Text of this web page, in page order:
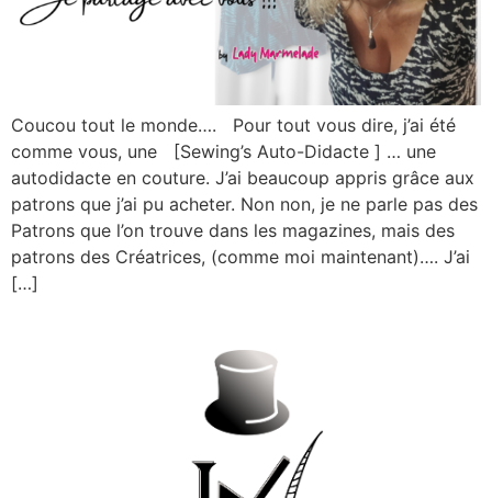
Coucou tout le monde…. Pour tout vous dire, j’ai été
comme vous, une [Sewing’s Auto-Didacte ] … une
autodidacte en couture. J’ai beaucoup appris grâce aux
patrons que j’ai pu acheter. Non non, je ne parle pas des
Patrons que l’on trouve dans les magazines, mais des
patrons des Créatrices, (comme moi maintenant)…. J’ai
[…]